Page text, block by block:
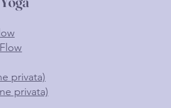
privata)
privata)